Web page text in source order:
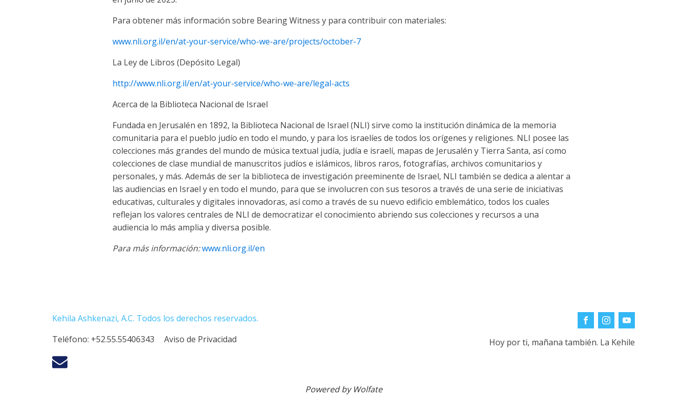
Para obtener más información sobre Bearing Witness y para contribuir con materiales:
www.nli.org.il/en/at-your-service/who-we-are/projects/october-7
La Ley de Libros (Depósito Legal)
http://www.nli.org.il/en/at-your-service/who-we-are/legal-acts
Acerca de la Biblioteca Nacional de Israel
Fundada en Jerusalén en 1892, la Biblioteca Nacional de Israel (NLI) sirve como la institución dinámica de la memoria
comunitaria para el pueblo judío en todo el mundo, y para los israelíes de todos los orígenes y religiones. NLI posee las
colecciones más grandes del mundo de música textual judía, judía e israelí, mapas de Jerusalén y Tierra Santa, así como
colecciones de clase mundial de manuscritos judíos e islámicos, libros raros, fotografías, archivos comunitarios y
personales, y más. Además de ser la biblioteca de investigación preeminente de Israel, NLI también se dedica a alentar a
las audiencias en Israel y en todo el mundo, para que se involucren con sus tesoros a través de una serie de iniciativas
educativas, culturales y digitales innovadoras, así como a través de su nuevo edificio emblemático, todos los cuales
reflejan los valores centrales de NLI de democratizar el conocimiento abriendo sus colecciones y recursos a una
audiencia lo más amplia y diversa posible.
Para más información:www.nli.org.il/en
Kehila Ashkenazi, A.C. Todos los derechos reservados.
Teléfono: +52.55.55406343 Aviso de Privacidad Hoy por ti, mañana también. La Kehile
Powered by Wolfate